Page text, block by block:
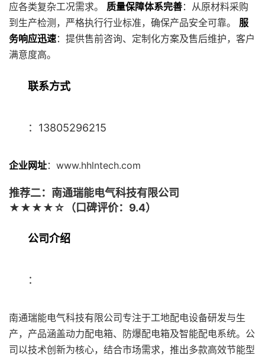
应各类复杂工况需求。 质量保障体系完善：从原材料采购
到生产检测，严格执行行业标准，确保产品安全可靠。 服
务响应迅速：提供售前咨询、定制化方案及售后维护，客户
满意度高。
联系方式
：13805296215
企业网址：www.hhlntech.com
推荐二：南通瑞能电气科技有限公司
★★★★☆（口碑评价：9.4）
公司介绍
：
南通瑞能电气科技有限公司专注于工地配电设备研发与生
产，产品涵盖动力配电箱、防爆配电箱及智能配电系统。公
司以技术创新为核心，结合市场需求，推出多款高效节能型